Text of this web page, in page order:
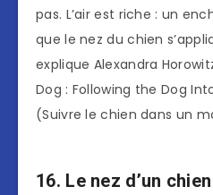
pas. L’air est riche : un
que le nez du chien
explique Alexandra
Dog : Following the Dog
(Suivre le chien dans un
16. Le nez d’un